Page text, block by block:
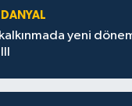
kalkınmada yeni